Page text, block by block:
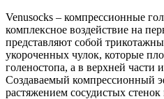
Venusocks – компрессионные
комплексное воздействие на
представляют собой
укороченных чулок, которые
голеностопа, а в верхней части
Создаваемый компрессионный
растяжением сосудистых стенок